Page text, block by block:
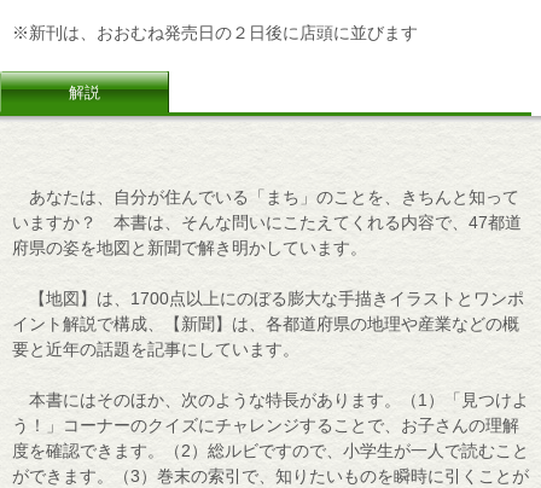
※新刊は、おおむね発売日の２日後に店頭に並びます
解説
あなたは、自分が住んでいる「まち」のことを、きちんと知って
いますか？ 本書は、そんな問いにこたえてくれる内容で、47都道
府県の姿を地図と新聞で解き明かしています。
【地図】は、1700点以上にのぼる膨大な手描きイラストとワンポ
イント解説で構成、【新聞】は、各都道府県の地理や産業などの概
要と近年の話題を記事にしています。
本書にはそのほか、次のような特長があります。（1）「見つけよ
う！」コーナーのクイズにチャレンジすることで、お子さんの理解
度を確認できます。（2）総ルビですので、小学生が一人で読むこと
ができます。（3）巻末の索引で、知りたいものを瞬時に引くことが